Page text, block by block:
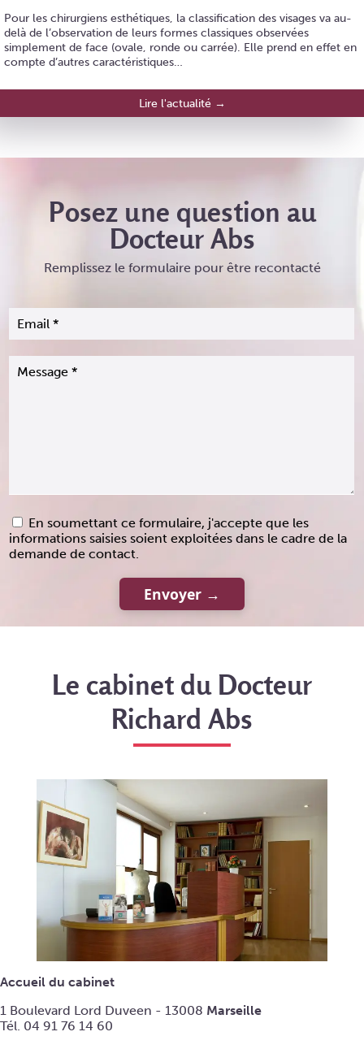
Pour les chirurgiens esthétiques, la classification des visages va au-
delà de l’observation de leurs formes classiques observées
simplement de face (ovale, ronde ou carrée). Elle prend en effet en
compte d’autres caractéristiques…
Lire l'actualité →
Posez une question au
Docteur Abs
Remplissez le formulaire pour être recontacté
En soumettant ce formulaire, j'accepte que les
informations saisies soient exploitées dans le cadre de la
demande de contact.
Le cabinet du Docteur
Richard Abs
Accueil du cabinet
1 Boulevard Lord Duveen - 13008 Marseille
Tél. 04 91 76 14 60